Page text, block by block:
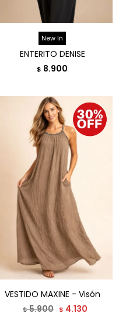
New In
ENTERITO DENISE
$ 8.900
VESTIDO MAXINE - Visón
$5.900 $ 4.130